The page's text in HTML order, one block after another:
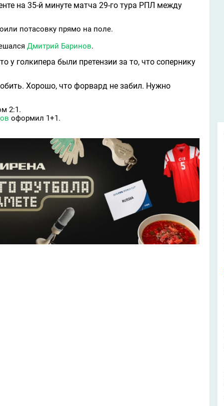
на 35-й минуте матча 29-го тура РПЛ между
потасовку прямо на поле.
Дмитрий Баринов.
у голкипера были претензии за то, что сопернику
Хорошо, что форвард не забил. Нужно
2:1.
оформил 1+1.